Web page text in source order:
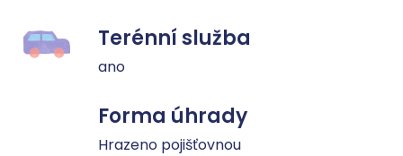
Terénní služba
ano
Forma úhrady
Hrazeno pojišťovnou